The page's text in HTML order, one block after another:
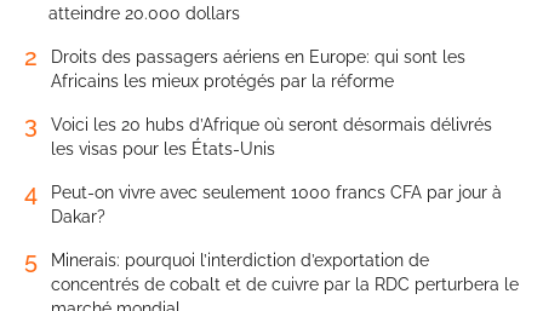
atteindre 20.000 dollars
2
Droits des passagers aériens en Europe: qui sont les
Africains les mieux protégés par la réforme
3
Voici les 20 hubs d’Afrique où seront désormais délivrés
les visas pour les États-Unis
4
Peut-on vivre avec seulement 1000 francs CFA par jour à
Dakar?
5
Minerais: pourquoi l’interdiction d’exportation de
concentrés de cobalt et de cuivre par la RDC perturbera le